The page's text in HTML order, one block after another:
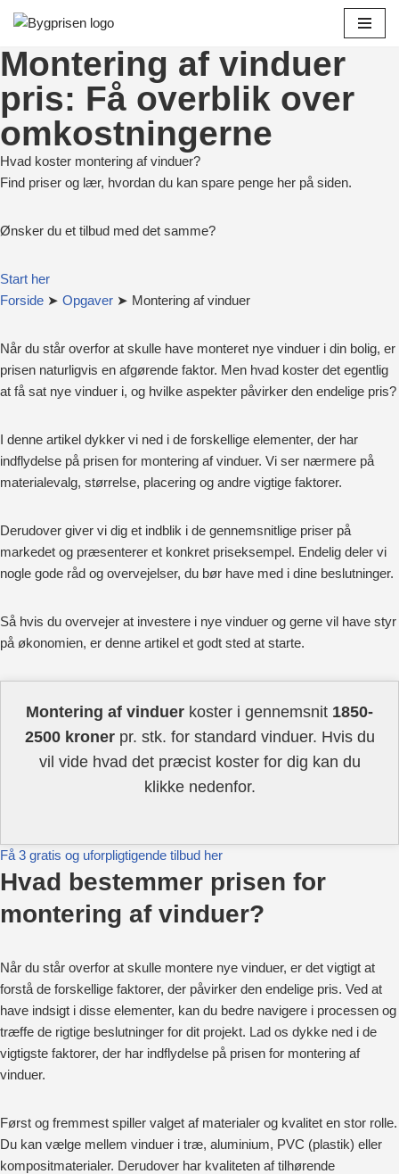
til
indhold
Montering af vinduer
pris: Få overblik over
omkostningerne
Hvad koster montering af vinduer?
Find priser og lær, hvordan du kan spare penge her på siden.
Ønsker du et tilbud med det samme?
Start her
Forside ➤ Opgaver ➤ Montering af vinduer
Når du står overfor at skulle have monteret nye vinduer i din bolig, er
prisen naturligvis en afgørende faktor. Men hvad koster det egentlig
at få sat nye vinduer i, og hvilke aspekter påvirker den endelige pris?
I denne artikel dykker vi ned i de forskellige elementer, der har
indflydelse på prisen for montering af vinduer. Vi ser nærmere på
materialevalg, størrelse, placering og andre vigtige faktorer.
Derudover giver vi dig et indblik i de gennemsnitlige priser på
markedet og præsenterer et konkret priseksempel. Endelig deler vi
nogle gode råd og overvejelser, du bør have med i dine beslutninger.
Så hvis du overvejer at investere i nye vinduer og gerne vil have styr
på økonomien, er denne artikel et godt sted at starte.
Montering af vinduer koster i gennemsnit 1850-
2500 kronerpr. stk. for standard vinduer. Hvis du
vil vide hvad det præcist koster for dig kan du
klikke nedenfor.
Få 3 gratis og uforpligtigende tilbud her
Hvad bestemmer prisen for
montering af vinduer?
Når du står overfor at skulle montere nye vinduer, er det vigtigt at
forstå de forskellige faktorer, der påvirker den endelige pris. Ved at
have indsigt i disse elementer, kan du bedre navigere i processen og
træffe de rigtige beslutninger for dit projekt. Lad os dykke ned i de
vigtigste faktorer, der har indflydelse på prisen for montering af
vinduer.
Først og fremmest spiller valget af materialer og kvalitet en stor rolle.
Du kan vælge mellem vinduer i træ, aluminium, PVC (plastik) eller
kompositmaterialer. Derudover har kvaliteten af tilhørende